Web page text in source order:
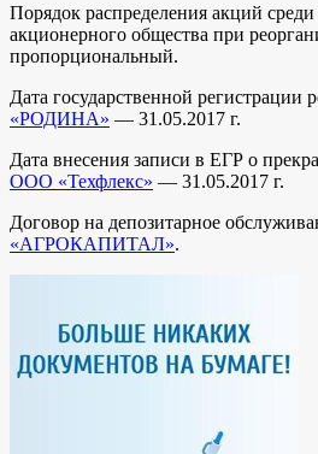
Порядок распределения акций среди
акционерного общества при
пропорциональный.
Дата государственной регистрации
«РОДИНА» — 31.05.2017 г.
Дата внесения записи в ЕГР о
ООО «Техфлекс» — 31.05.2017 г.
Договор на депозитарное
«АГРОКАПИТАЛ».